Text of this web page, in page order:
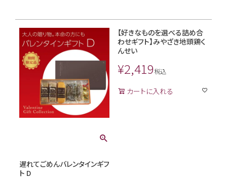
遅れてごめんバレンタインギフ
ト D
【好きなものを選べる詰め合
わせギフト】みやざき地頭鶏く
んせい
¥2,419税込
カートに入れる